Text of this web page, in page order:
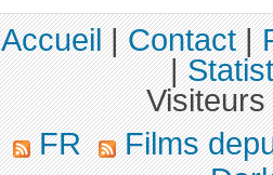
Accueil|Contact|
|
FR
Films